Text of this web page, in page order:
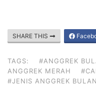
SHARE THIS
TAGS: #ANGGREK
ANGGREK MERAH
#JENIS ANGGREK BULAN